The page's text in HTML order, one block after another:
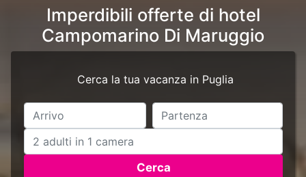
Imperdibili offerte di hotel
Campomarino Di Maruggio
Cerca la tua vacanza in Puglia
Cerca